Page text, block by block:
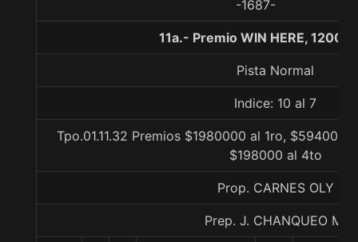
-1687-
11a.- Premio WIN HERE, 1200
Pista Normal
Indice: 10 al 7
Tpo.01.11.32 Premios $1980000 al 1ro, $594000
$198000 al 4to
Prop. CARNES OLY
Prep. J. CHANQUEO M.